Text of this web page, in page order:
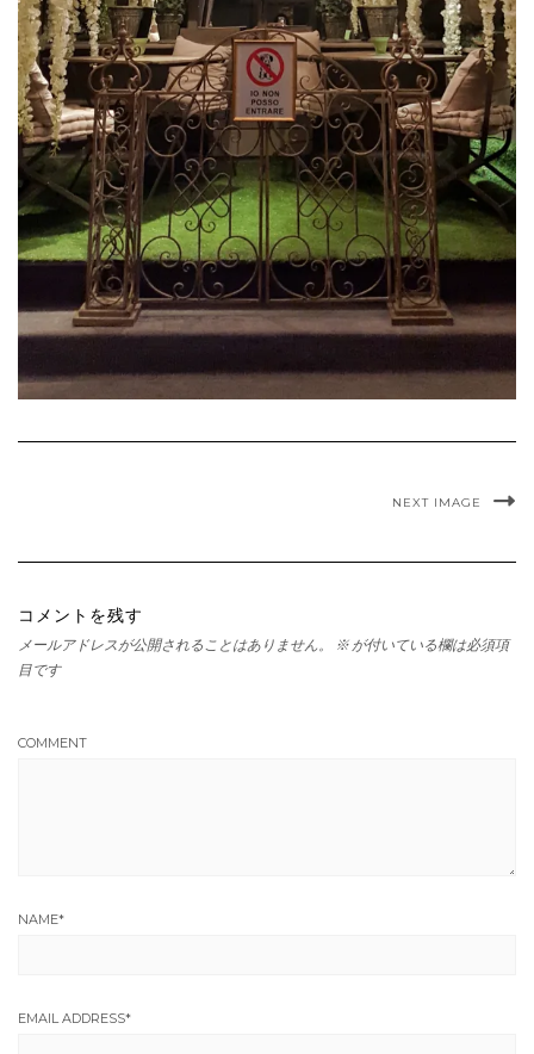
NEXT IMAGE
コメントを残す
メールアドレスが公開されることはありません。 ※ が付いている欄は必須項
目です
COMMENT
NAME*
EMAIL ADDRESS*